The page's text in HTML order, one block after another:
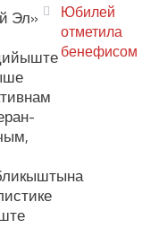
Эл»
Юбилей
отметила
бенефисом